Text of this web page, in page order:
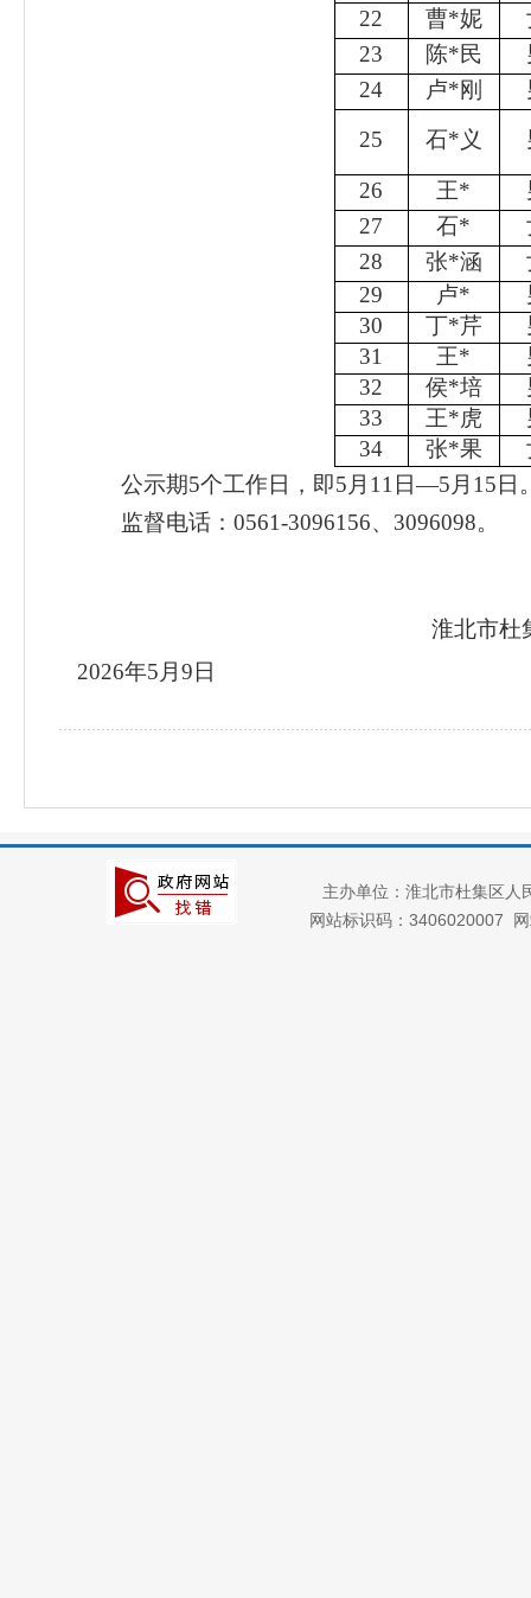
22
曹*妮
23
陈*民
24
卢*刚
25
石* 义
26 王*
27
石*
28
张*涵
29
卢*
30
丁*芹
31
王*
32
侯*培
33
王*虎
34
张*果
公示期5个工作日，即5 月 11 日—5 月 15日
监督电话：0561-3096156、 3096098。
淮北市杜
2026年5 月9日
主办单位：淮北市杜集区
网站标识码：3406020007